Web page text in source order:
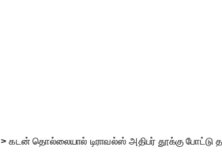
>கடன் தொல்லையால் டிராவல்ஸ் அதிபர் தூக்கு